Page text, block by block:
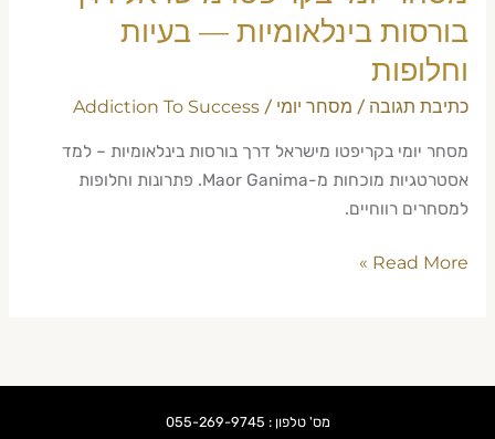
בורסות בינלאומיות — בעיות
וחלופות
כתיבת תגובה / מסחר יומי /
Addiction To Success
מסחר יומי בקריפטו מישראל דרך בורסות בינלאומיות – למד
אסטרטגיות מוכחות מ-Maor Ganima. פתרונות וחלופות
למסחרים רווחיים.
Read More »
מס' טלפון : 055-269-9745